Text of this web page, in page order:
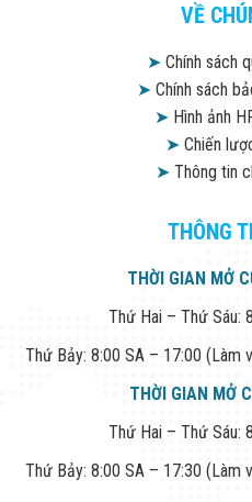
VỀ
➤Chính sách
➤Chính sách
➤ Hình ảnh
➤Chiến
➤Thông tin
THÔNG
THỜI GIAN MỞ
Thứ Hai – Thứ Sáu:
Thứ Bảy: 8:00 SA – 17:00 (Làm
THỜI GIAN MỞ
Thứ Hai – Thứ Sáu:
Thứ Bảy: 8:00 SA – 17:30 (Làm